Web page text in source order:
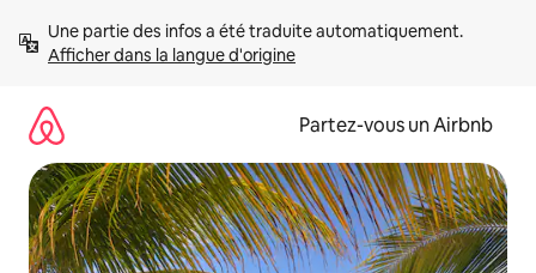
directement
Afficher dans la langue d'origine
Partez-vous un Airbnb